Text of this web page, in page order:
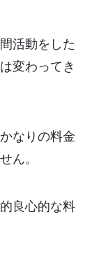
活動をした
変わってき
なりの料金
ん。
良心的な料